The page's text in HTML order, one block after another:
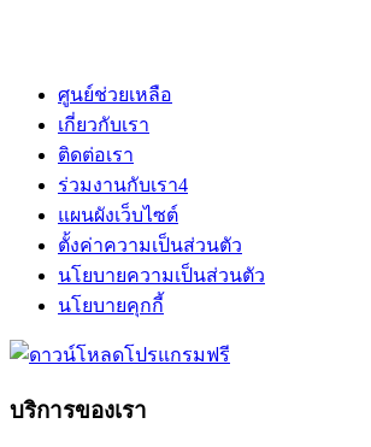
ศูนย์ช่วยเหลือ
เกี่ยวกับเรา
ติดต่อเรา
ร่วมงานกับเรา4
แผนผังเว็บไซต์
ตั้งค่าความเป็นส่วนตัว
นโยบายความเป็นส่วนตัว
นโยบายคุกกี้
บริการของเรา